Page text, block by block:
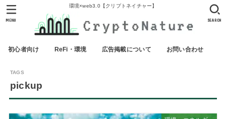
環境×web3.0【クリプトネイチャー】
初心者向け ReFi・環境 広告掲載について お問い合わせ
SEARCH
MENU
pickup